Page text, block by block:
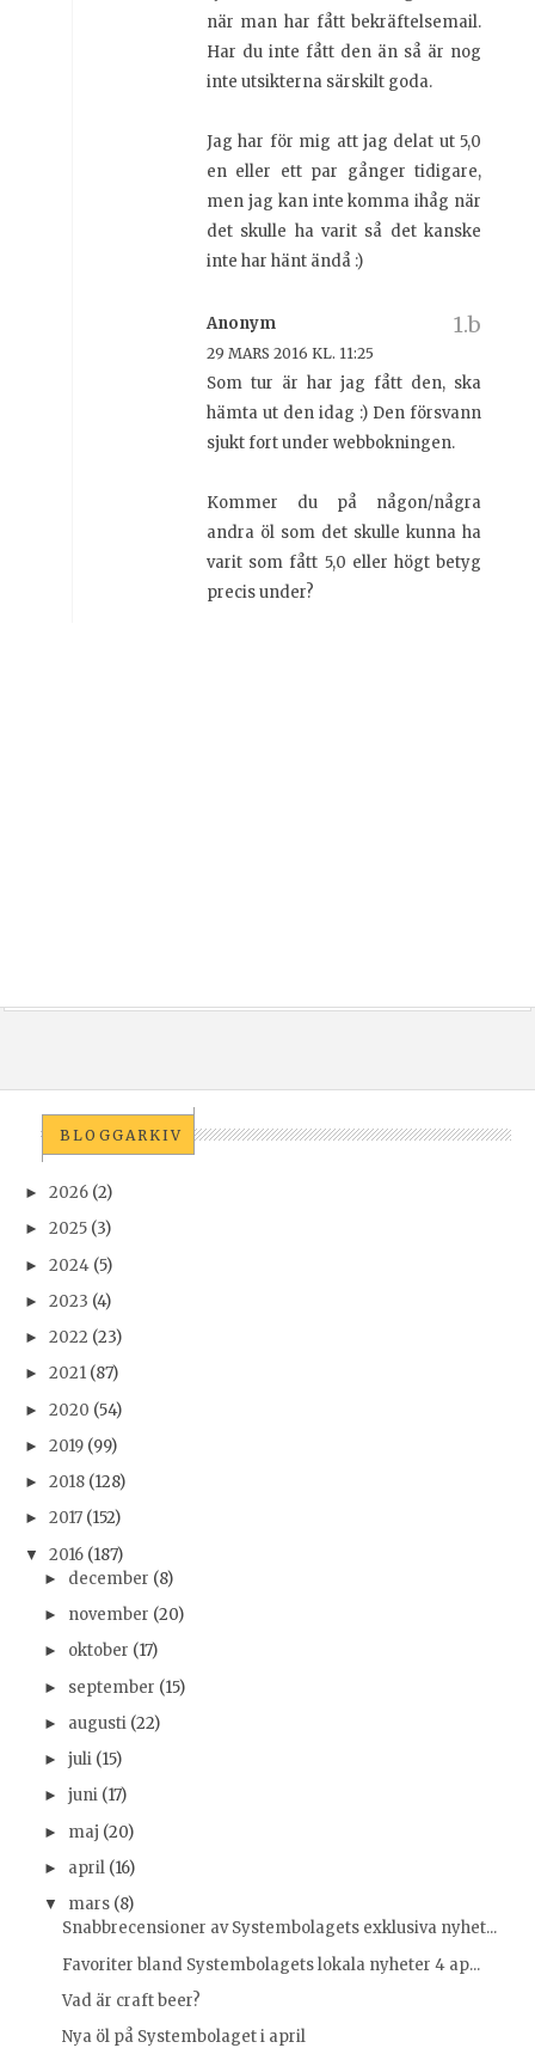
när man har fått bekräftelsemail.
Har du inte fått den än så är nog
inte utsikterna särskilt goda.
Jag har för mig att jag delat ut 5,0
en eller ett par gånger tidigare,
men jag kan inte komma ihåg när
det skulle ha varit så det kanske
inte har hänt ändå :)
Anonym
29 MARS 2016 KL. 11:25
Som tur är har jag fått den, ska
hämta ut den idag :) Den försvann
sjukt fort under webbokningen.
Kommer du på någon/några
andra öl som det skulle kunna ha
varit som fått 5,0 eller högt betyg
precis under?
BLOGGARKIV
► 2026 (2)
► 2025 (3)
► 2024 (5)
► 2023 (4)
► 2022 (23)
► 2021 (87)
► 2020 (54)
► 2019 (99)
► 2018 (128)
► 2017 (152)
▼ 2016 (187)
► december (8)
► november (20)
► oktober (17)
► september (15)
► augusti (22)
► juli (15)
► juni (17)
► maj (20)
► april (16)
▼ mars (8)
Snabbrecensioner av Systembolagets exklusiva nyhet...
Favoriter bland Systembolagets lokala nyheter 4 ap...
Vad är craft beer?
Nya öl på Systembolaget i april